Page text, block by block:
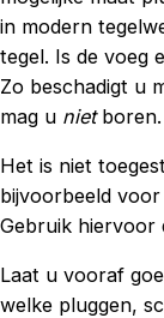
in modern
tegel. Is de voeg
Zo beschadigt u
mag u nietboren.
Het is niet
bijvoorbeeld
Gebruik hiervoor
Laat u vooraf
welke pluggen,